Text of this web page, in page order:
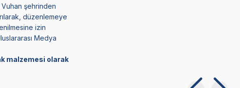
şehrinden
düzenlemeye
izin
Medya
malzemesi olarak